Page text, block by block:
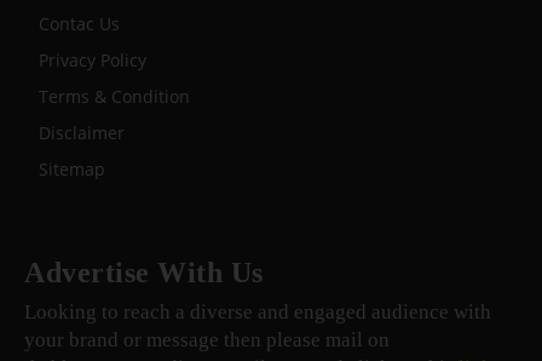
Contac Us
Privacy Policy
Terms & Condition
Disclaimer
Sitemap
Advertise With Us
Looking to reach a diverse and engaged audience with
your brand or message then please mail on